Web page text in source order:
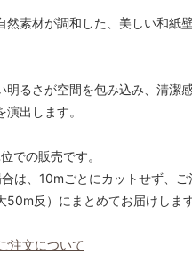
然素材が調和した、美しい和紙
明るさが空間を包み込み、清潔
出します。
での販売です。
は、10mごとにカットせず、ご
50m反）にまとめてお届けします
注文について